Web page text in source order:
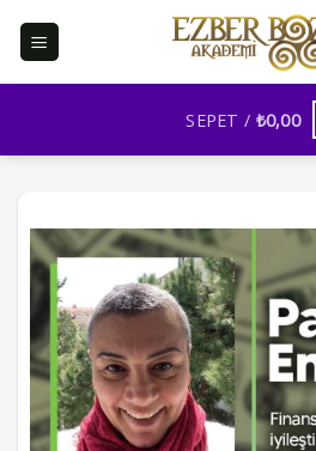
SEPET / ₺0,00